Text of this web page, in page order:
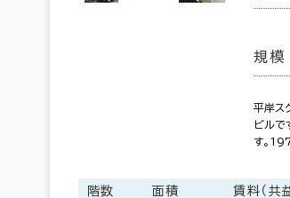
規模
平岸ス
ビルで
す。
階数 面積 賃料（共